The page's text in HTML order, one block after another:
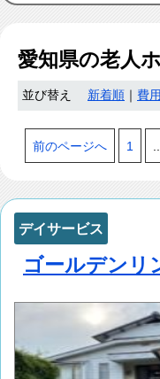
愛知県の老人
並び替え 新着順 費
前のページへ 1
デイサービス
ゴールデンリ